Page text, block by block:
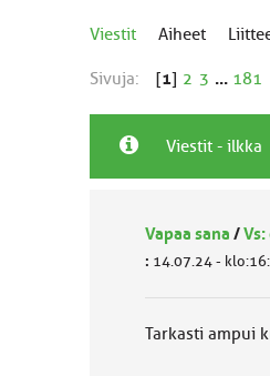
Viestit Aiheet
Sivuja: [1] 2 3 ... 181
Viestit - ilkka
Vapaa sana /
: 14.07.24 -
Tarkasti ampui